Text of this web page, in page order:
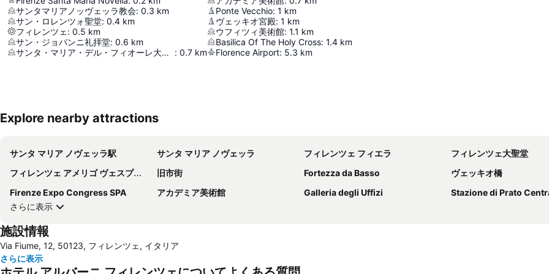
サンタマリアノッヴェッラ教会: 0.3 km
サン・ロレンツォ聖堂: 0.4 km
フィレンツェ : 0.5 km
サン・ジョバンニ礼拝堂: 0.6 km
サンタ・マリア・デル・フィオーレ大聖堂
: 0.7 km
Ponte Vecchio: 1 km
ヴェッキオ宮殿: 1 km
ウフィツィ美術館: 1.1 km
Basilica Of The Holy Cross: 1.4 km
Florence Airport: 5.3 km
Explore nearby attractions
サンタ マリア ノヴェッラ駅 サンタ マリア ノヴェッラ フィレンツェ フィエラ
フィレンツェ大聖堂
フィレンツェ アメリゴ ヴェスプッチ空港
旧市街 Fortezza da Basso
ヴェッキオ橋
Firenze Expo Congress SPA
アカデミア美術館 Galleria degli Uffizi
Stazione di Prato
さらに表示
施設情報
Via Fiume, 12, 50123, フィレンツェ, イタリア
さらに表示